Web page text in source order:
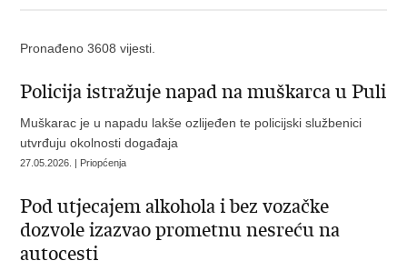
Pronađeno 3608 vijesti.
Policija istražuje napad na muškarca u Puli
Muškarac je u napadu lakše ozlijeđen te policijski službenici
utvrđuju okolnosti događaja
27.05.2026. | Priopćenja
Pod utjecajem alkohola i bez vozačke
dozvole izazvao prometnu nesreću na
autocesti